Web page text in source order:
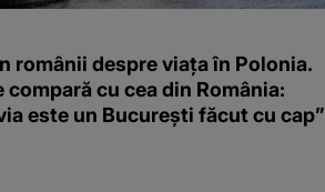
românii despre viața în Polonia.
compară cu cea din România:
este un București făcut cu cap”